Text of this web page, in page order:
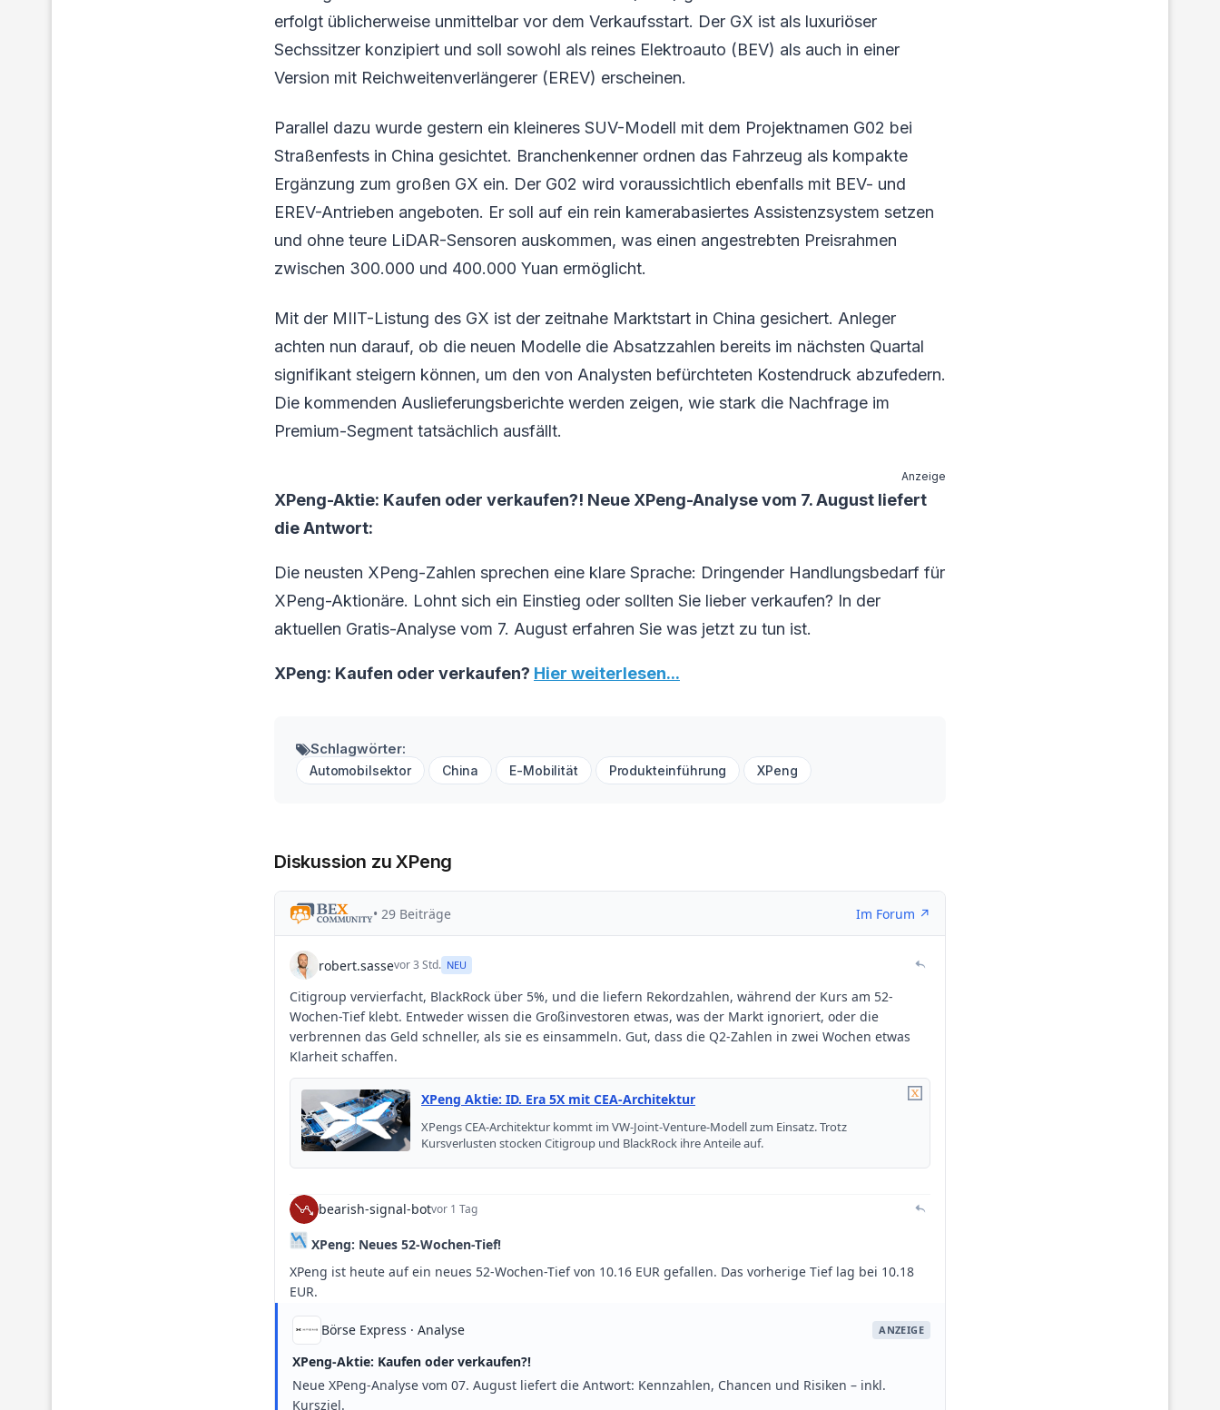
erfolgt üblicherweise unmittelbar vor dem Verkaufsstart. Der GX ist als luxuriöser
Sechssitzer konzipiert und soll sowohl als reines Elektroauto (BEV) als auch in einer
Version mit Reichweitenverlängerer (EREV) erscheinen.
Parallel dazu wurde gestern ein kleineres SUV-Modell mit dem Projektnamen G02 bei
Straßenfests in China gesichtet. Branchenkenner ordnen das Fahrzeug als kompakte
Ergänzung zum großen GX ein. Der G02 wird voraussichtlich ebenfalls mit BEV- und
EREV-Antrieben angeboten. Er soll auf ein rein kamerabasiertes Assistenzsystem setzen
und ohne teure LiDAR-Sensoren auskommen, was einen angestrebten Preisrahmen
zwischen 300.000 und 400.000 Yuan ermöglicht.
Mit der MIIT-Listung des GX ist der zeitnahe Marktstart in China gesichert. Anleger
achten nun darauf, ob die neuen Modelle die Absatzzahlen bereits im nächsten Quartal
signifikant steigern können, um den von Analysten befürchteten Kostendruck abzufedern.
Die kommenden Auslieferungsberichte werden zeigen, wie stark die Nachfrage im
Premium-Segment tatsächlich ausfällt.
Anzeige
XPeng-Aktie: Kaufen oder verkaufen?! Neue XPeng-Analyse vom 7. August liefert
die Antwort:
Die neusten XPeng-Zahlen sprechen eine klare Sprache: Dringender Handlungsbedarf für
XPeng-Aktionäre. Lohnt sich ein Einstieg oder sollten Sie lieber verkaufen? In der
aktuellen Gratis-Analyse vom 7. August erfahren Sie was jetzt zu tun ist.
XPeng: Kaufen oder verkaufen? Hier weiterlesen...
Schlagwörter:
Automobilsektor China E-Mobilität Produkteinführung XPeng
Diskussion zu XPeng